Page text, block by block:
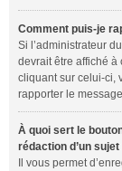
Comment puis-je
Si l’administrateur
devrait être affiché à
cliquant sur celui-ci,
rapporter le
À quoi sert le
rédaction d’un sujet
Il vous permet